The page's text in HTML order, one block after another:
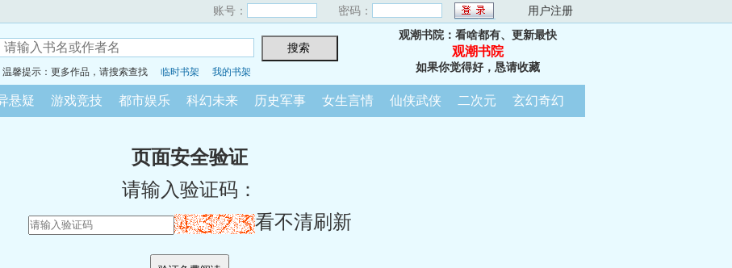
账号： 密码： 用户注册
温馨提示：更多作品，请搜索查找 临时书架 我的书架
观潮书院：看啥都有、更新最快
观潮书院
如果你觉得好，恳请收藏
悬疑 游戏竞技 都市娱乐 科幻未来 历史军事 女生言情 仙侠武侠 二次元 玄幻奇幻
页面安全验证
请输入验证码：
看不清刷新